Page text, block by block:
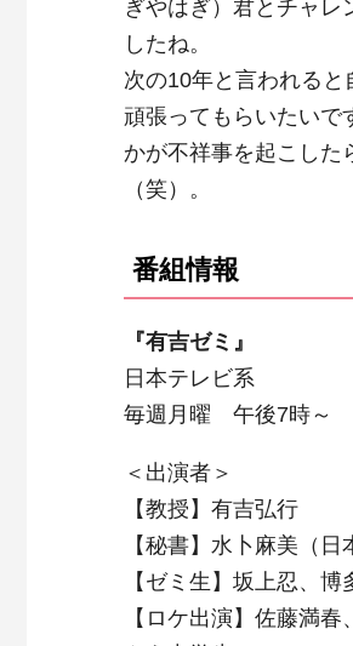
ぎやはぎ）君とチャレ
したね。
次の10年と言われる
頑張ってもらいたいで
かが不祥事を起こした
（笑）。
番組情報
『有吉ゼミ』
日本テレビ系
毎週月曜 午後7時～
＜出演者＞
【教授】有吉弘行
【秘書】水卜麻美（日
【ゼミ生】坂上忍、
【ロケ出演】佐藤満